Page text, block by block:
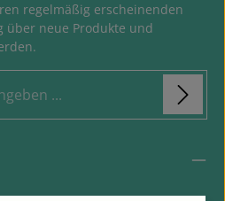
regelmäßig erscheinenden
über neue Produkte und
Felder sind